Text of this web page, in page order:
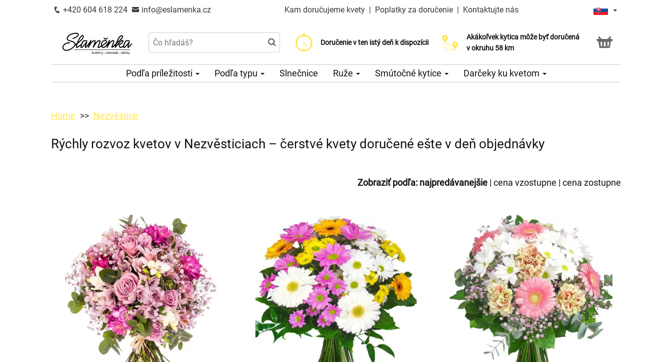
+420 604 618 224 info@eslamenka.cz Kam doručujeme kvety | Poplatky za doručenie | Kontaktujte nás
Doručenie v ten istý deň k dispozícii
Poplatok za doručenie od 200 CZK
Vyberte si dátum doručenia
Akákoľvek kytica môže byť doručená
v okruhu 58 km
Podľa príležitosti Podľa typu Slnečnice Ruže Smútočné kytice Darčeky ku kvetom
Home Nezvěstice
Rýchly rozvoz kvetov v Nezvěsticiach – čerstvé kvety doručené ešte v deň objednávky
Zobraziť podľa: najpredávanejšie | cena vzostupne | cena zostupne